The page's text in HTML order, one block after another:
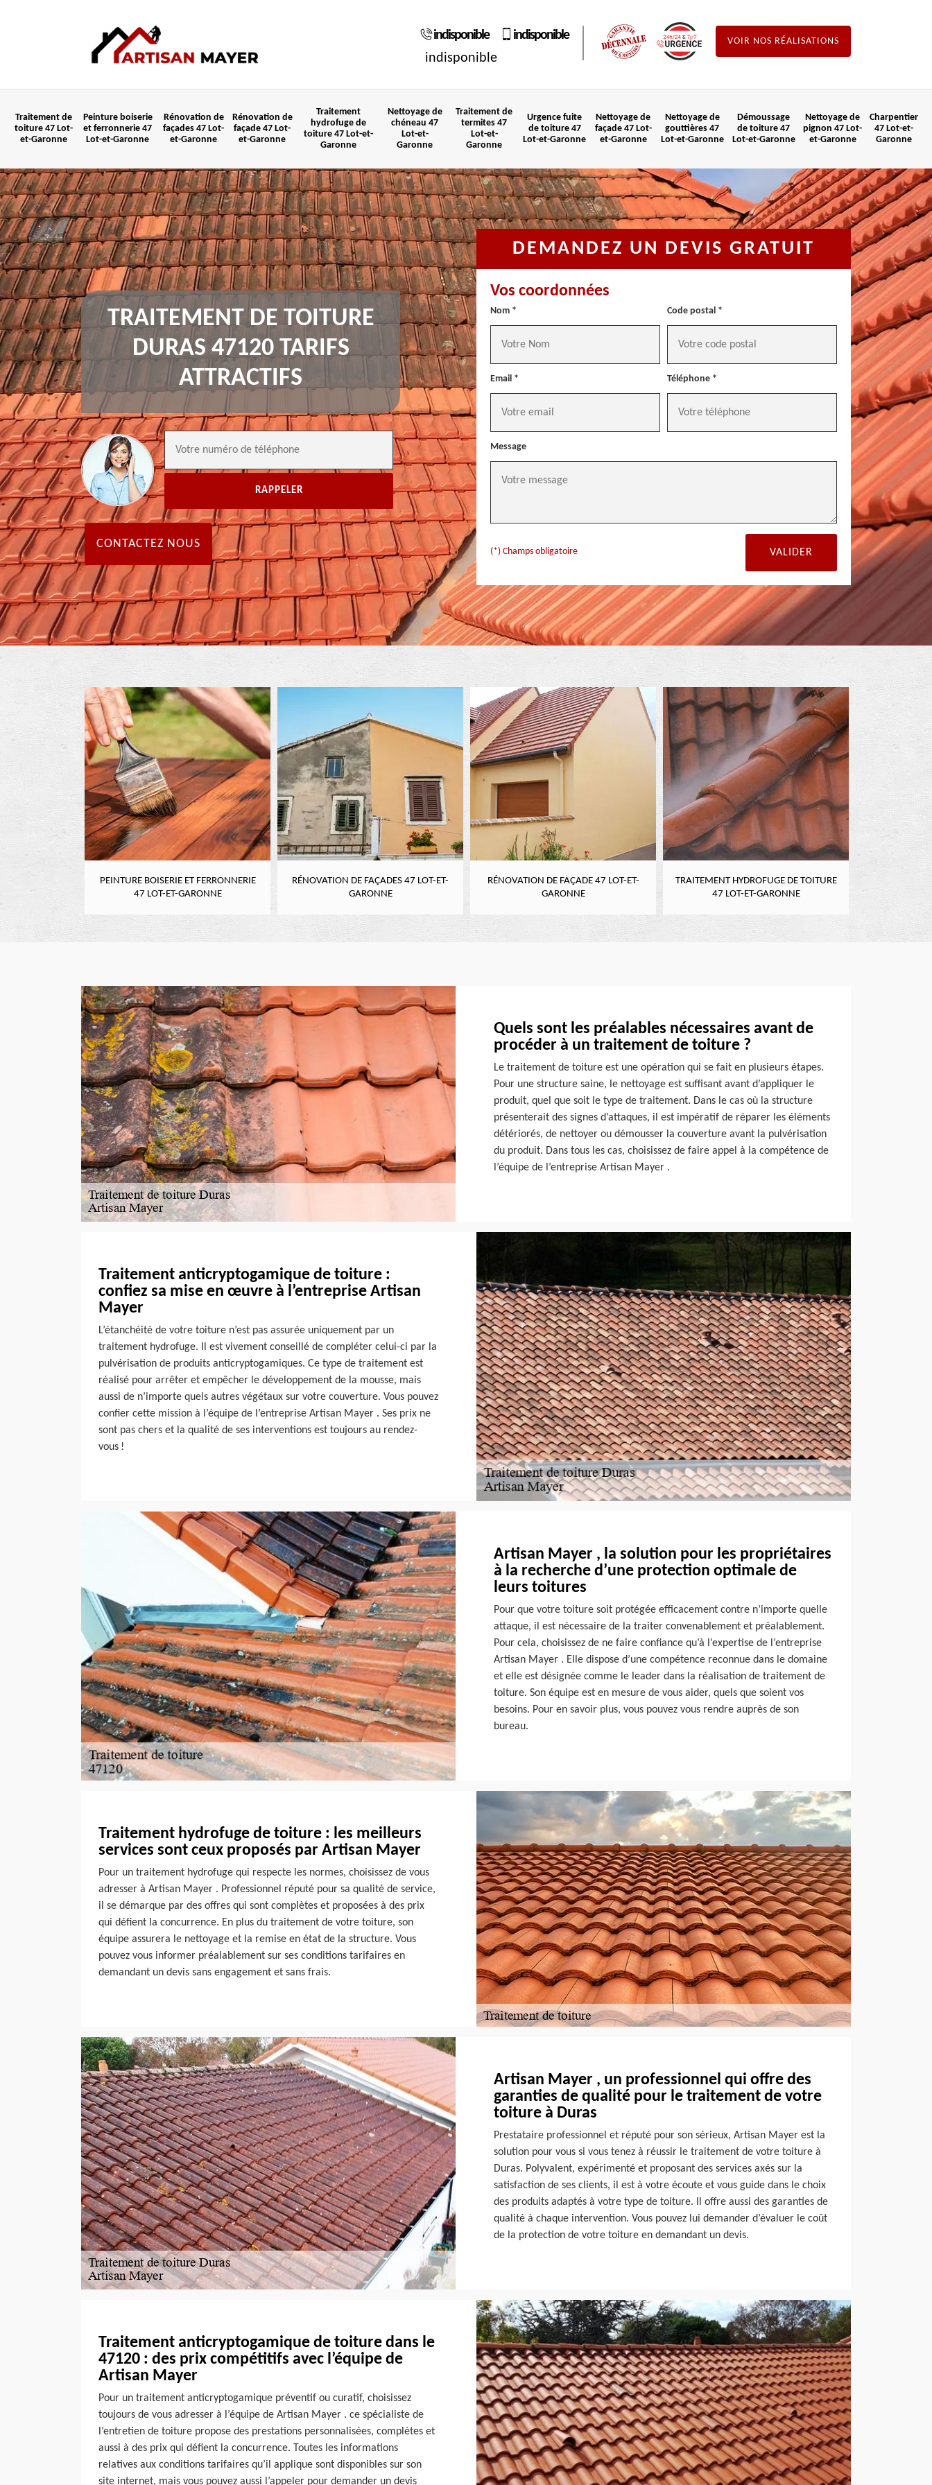
indisponible
indisponible
indisponible
VOIR NOS RÉALISATIONS
Traitement de
toiture 47 Lot-
et-Garonne
Peinture boiserie
et ferronnerie 47
Lot-et-Garonne
Rénovation de
façades 47 Lot-
et-Garonne
Rénovation de
façade 47 Lot-
et-Garonne
Traitement
hydrofuge de
toiture 47 Lot-et-
Garonne
Nettoyage de
chéneau 47
Lot-et-
Garonne
Traitement de
termites 47
Lot-et-
Garonne
Urgence fuite
de toiture 47
Lot-et-Garonne
Nettoyage de
façade 47 Lot-
et-Garonne
Nettoyage de
gouttières 47
Lot-et-Garonne
Démoussage
de toiture 47
Lot-et-Garonne
Nettoyage de
pignon 47 Lot-
et-Garonne
Charpentier
47 Lot-et-
Garonne
TRAITEMENT DE TOITURE
DURAS 47120 TARIFS
ATTRACTIFS
CONTACTEZ NOUS
DEMANDEZ UN DEVIS GRATUIT
Vos coordonnées
Nom * Code postal *
Email * Téléphone *
Message
(*) Champs obligatoire
PEINTURE BOISERIE ET FERRONNERIE
47 LOT-ET-GARONNE
RÉNOVATION DE FAÇADES 47 LOT-ET-
GARONNE
RÉNOVATION DE FAÇADE 47 LOT-ET-
GARONNE
TRAITEMENT HYDROFUGE DE TOITURE
47 LOT-ET-GARONNE
Quels sont les préalables nécessaires avant de
procéder à un traitement de toiture ?
Le traitement de toiture est une opération qui se fait en plusieurs étapes.
Pour une structure saine, le nettoyage est suffisant avant d’appliquer le
produit, quel que soit le type de traitement. Dans le cas où la structure
présenterait des signes d’attaques, il est impératif de réparer les éléments
détériorés, de nettoyer ou démousser la couverture avant la pulvérisation
du produit. Dans tous les cas, choisissez de faire appel à la compétence de
l’équipe de l’entreprise Artisan Mayer .
Traitement anticryptogamique de toiture :
confiez sa mise en œuvre à l’entreprise Artisan
Mayer
L’étanchéité de votre toiture n’est pas assurée uniquement par un
traitement hydrofuge. Il est vivement conseillé de compléter celui-ci par la
pulvérisation de produits anticryptogamiques. Ce type de traitement est
réalisé pour arrêter et empêcher le développement de la mousse, mais
aussi de n’importe quels autres végétaux sur votre couverture. Vous pouvez
confier cette mission à l’équipe de l’entreprise Artisan Mayer . Ses prix ne
sont pas chers et la qualité de ses interventions est toujours au rendez-
vous !
Artisan Mayer , la solution pour les propriétaires
à la recherche d’une protection optimale de
leurs toitures
Pour que votre toiture soit protégée efficacement contre n’importe quelle
attaque, il est nécessaire de la traiter convenablement et préalablement.
Pour cela, choisissez de ne faire confiance qu’à l’expertise de l’entreprise
Artisan Mayer . Elle dispose d’une compétence reconnue dans le domaine
et elle est désignée comme le leader dans la réalisation de traitement de
toiture. Son équipe est en mesure de vous aider, quels que soient vos
besoins. Pour en savoir plus, vous pouvez vous rendre auprès de son
bureau.
Traitement hydrofuge de toiture : les meilleurs
services sont ceux proposés par Artisan Mayer
Pour un traitement hydrofuge qui respecte les normes, choisissez de vous
adresser à Artisan Mayer . Professionnel réputé pour sa qualité de service,
il se démarque par des offres qui sont complètes et proposées à des prix
qui défient la concurrence. En plus du traitement de votre toiture, son
équipe assurera le nettoyage et la remise en état de la structure. Vous
pouvez vous informer préalablement sur ses conditions tarifaires en
demandant un devis sans engagement et sans frais.
Artisan Mayer , un professionnel qui offre des
garanties de qualité pour le traitement de votre
toiture à Duras
Prestataire professionnel et réputé pour son sérieux, Artisan Mayer est la
solution pour vous si vous tenez à réussir le traitement de votre toiture à
Duras. Polyvalent, expérimenté et proposant des services axés sur la
satisfaction de ses clients, il est à votre écoute et vous guide dans le choix
des produits adaptés à votre type de toiture. Il offre aussi des garanties de
qualité à chaque intervention. Vous pouvez lui demander d’évaluer le coût
de la protection de votre toiture en demandant un devis.
Traitement anticryptogamique de toiture dans le
47120 : des prix compétitifs avec l’équipe de
Artisan Mayer
Pour un traitement anticryptogamique préventif ou curatif, choisissez
toujours de vous adresser à l’équipe de Artisan Mayer . ce spécialiste de
l’entretien de toiture propose des prestations personnalisées, complètes et
aussi à des prix qui défient la concurrence. Toutes les informations
relatives aux conditions tarifaires qu’il applique sont disponibles sur son
site internet, mais vous pouvez aussi l’appeler pour demander un devis